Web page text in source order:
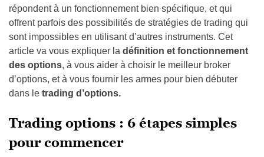
répondent à un fonctionnement bien spécifique, et qui
offrent parfois des possibilités de stratégies de trading qui
sont impossibles en utilisant d’autres instruments. Cet
article va vous expliquer la définition et fonctionnement
des options, à vous aider à choisir le meilleur broker
d’options, et à vous fournir les armes pour bien débuter
dans le trading d’options.
Trading options : 6 étapes simples
pour commencer